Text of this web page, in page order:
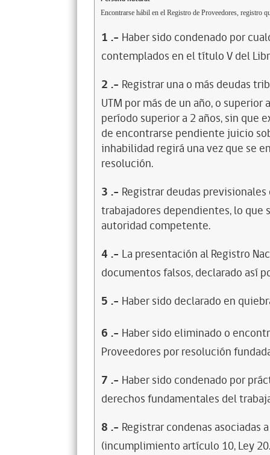
Encontrarse hábil en el Registro de Proveedores, registro
1 .- Haber sido condenado por
contemplados en el título V del
2 .- Registrar una o más deudas
UTM por más de un año, o
período superior a 2 años, sin que
de encontrarse pendiente juicio
inhabilidad regirá una vez que se
resolución.
3 .- Registrar deudas
trabajadores dependientes, lo
autoridad competente.
4 .- La presentación al Registro
documentos falsos, declarado así
5 .- Haber sido declarado en
6 .- Haber sido eliminado o
Proveedores por resolución
7 .- Haber sido condenado por
derechos fundamentales del
8 .- Registrar condenas asociadas
(incumplimiento artículo 10, Ley